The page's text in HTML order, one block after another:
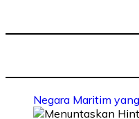
Negara Maritim